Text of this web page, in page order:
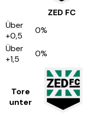
ZED FC
Über
+0,5
0%
Über
+1,5
0%
Tore
unter